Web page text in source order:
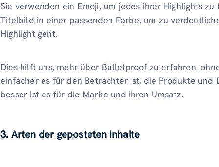
Sie verwenden ein Emoji, um jedes ihrer Highlights
Titelbild in einer passenden Farbe, um zu
Highlight geht.
Dies hilft uns, mehr über Bulletproof zu erfahren,
einfacher es für den Betrachter ist, die Produkte und
besser ist es für die Marke und ihren Umsatz.
3. Arten der geposteten Inhalte